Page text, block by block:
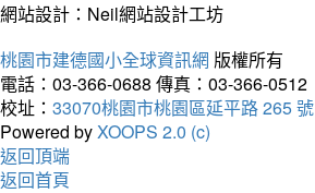
網站設計：Neil網站設計工坊
桃園市建德國小全球資訊網 版權所有
電話：03-366-0688 傳真：03-366-0512
校址： 33070桃園市桃園區延平路 265 號
Powered byXOOPS 2.0 (c)
返回頂端
返回首頁